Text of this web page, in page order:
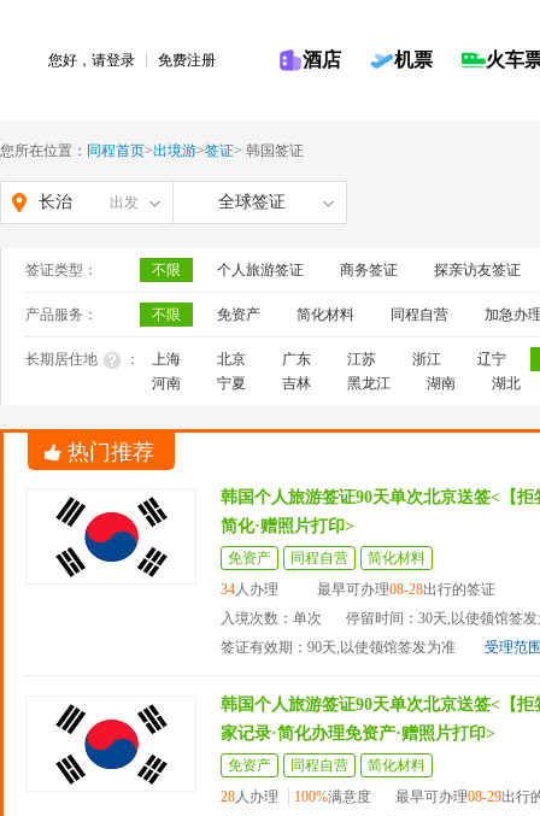
您好，请登录 免费注册 酒店 机票 火车
您所在位置： 同程首页>出境游>签证> 韩国签证
长治 出发 全球签证
签证类型： 不限 个人旅游签证 商务签证 探亲访友签证
产品服务： 不限 免资产 简化材料 同程自营 加急办
长期居住地 ： 上海 北京 广东 江苏 浙江
辽宁
河南
宁夏 吉林 黑龙江 湖南 湖北
热门推荐
韩国个人旅游签证90天单次北京送签<【
简化·赠照片打印>
免资产 同程自营
简化材料
34人办理 最早可办理08-28出行的签证
入境次数：单次
停留时间：30天,以使领馆签
签证有效期：90天,以使领馆签发为准
受理范
韩国个人旅游签证90天单次北京送签<【
家记录·简化办理免资产·赠照片打印>
免资产 同程自营
简化材料
28人办理 100%满意度 最早可办理08-29出行